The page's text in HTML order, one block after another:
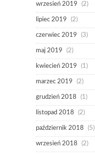
wrzesień 2019 (2)
lipiec 2019 (2)
czerwiec 2019 (3)
maj 2019 (2)
kwiecień 2019 (1)
marzec 2019 (2)
grudzień 2018 (1)
listopad 2018 (2)
październik 2018 (5)
wrzesień 2018 (2)